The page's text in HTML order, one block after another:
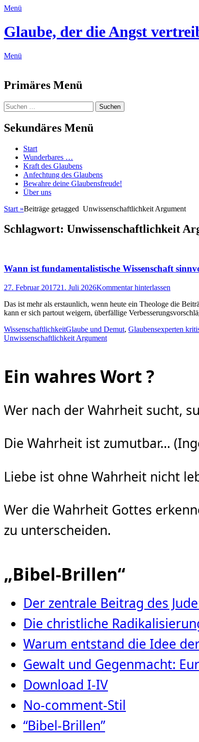
Menü
Glaube, der die Angst
Menü
Primäres Menü
Zum
Inhalt
springen
Suchen
Suchen
nach:
Sekundäres Menü
Zum
Inhalt
springen
Start
Wunderbares …
Kraft des Glaubens
Anfechtung des Glaubens
Bewahre deine Glaubensfreude!
Über uns
Start »Beiträge getagged Unwissenschaftlichkeit Argument
Schlagwort: Unwissenschaftlichkeit
Wann ist fundamentalistische Wissenschaft
Posted
27. Februar 201721. Juli 2026Kommentar hinterlassen
Das ist mehr als erstaunlich, wenn heute ein Theologe die
kann er sich partout weigern, überfällige
Kategorien
WissenschaftlichkeitSchlagworte
Glaube und Demut, Glaubensexperten
Unwissenschaftlichkeit Argument
Ein wahres Wort ?
Wer nach der Wahrheit sucht,
Die Wahrheit ist zumutbar…
Liebe ist ohne Wahrheit nicht
Wer die Wahrheit Gottes
zu unterscheiden.
„Bibel-Brillen“
Der zentrale Beitrag des
Die christliche
Warum entstand die Idee
Gewalt und Gegenmacht:
Download I-IV
No-comment-Stil
“Bibel-Brillen”